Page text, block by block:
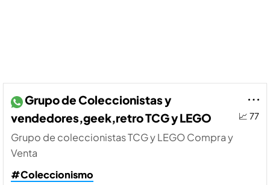
📈 77
Grupo de Coleccionistas y
vendedores,geek,retro TCG y LEGO
Grupo de coleccionistas TCG y LEGO Compra y
Venta
#Coleccionismo